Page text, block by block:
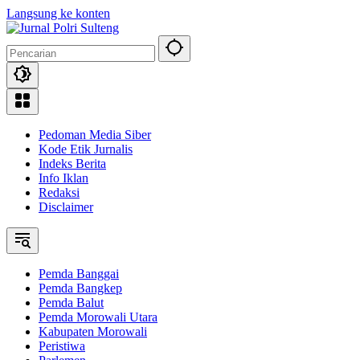
Langsung ke konten
Pedoman Media Siber
Kode Etik Jurnalis
Indeks Berita
Info Iklan
Redaksi
Disclaimer
Pemda Banggai
Pemda Bangkep
Pemda Balut
Pemda Morowali Utara
Kabupaten Morowali
Peristiwa